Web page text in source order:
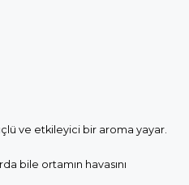
ve etkileyici bir aroma yayar.
bile ortamın havasını